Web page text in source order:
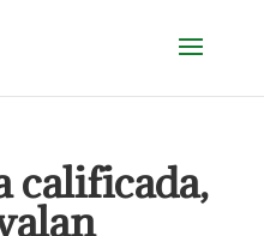
calificada,